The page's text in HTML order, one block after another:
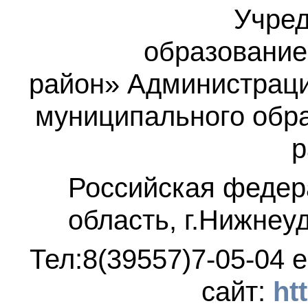
район»
муниципального
Российская
область,
Тел:8(39557)7-05-04
сайт: